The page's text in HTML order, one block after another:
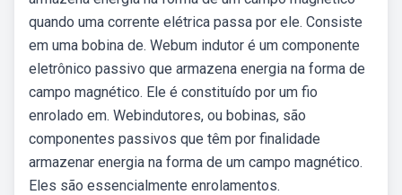
quando uma corrente elétrica passa por ele. Consiste
em uma bobina de. Webum indutor é um componente
eletrônico passivo que armazena energia na forma de
campo magnético. Ele é constituído por um fio
enrolado em. Webindutores, ou bobinas, são
componentes passivos que têm por finalidade
armazenar energia na forma de um campo magnético.
Eles são essencialmente enrolamentos.